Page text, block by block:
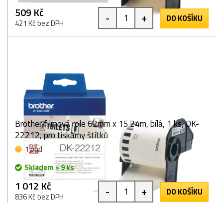
509 Kč
421 Kč bez DPH - + DO KOŠÍKU
Brother filmová role 62mm x 15.24m, bílá, 1 ks, DK-
22212, pro tiskárny štítků
1 bod
Skladem > 9 ks
1 012 Kč
836 Kč bez DPH - + DO KOŠÍKU